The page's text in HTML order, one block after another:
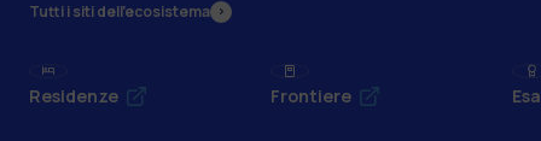
Tutti i siti dell’ecosistema
Residenze Frontiere